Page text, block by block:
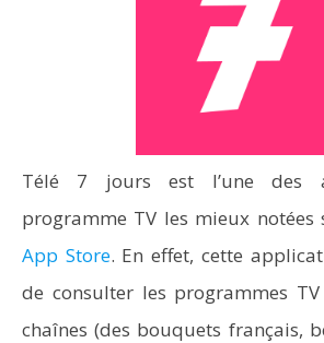
Télé 7 jours est l’une des
programme TV les mieux notées
App Store. En effet, cette
de consulter les programmes
chaînes (des bouquets français,